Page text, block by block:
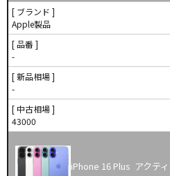
[ ブランド ]
Apple製品
[ 品番 ]
-
[ 新品相場 ]
-
[ 中古相場 ]
43000
iPhone 16 Plus アクテ